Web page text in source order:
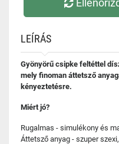
LEÍRÁS
Gyönyörű csipke feltéttel
mely finoman áttetsző
kényeztetésre.
Miért jó?
Rugalmas - simulékony és
Áttetsző anyag - szuper